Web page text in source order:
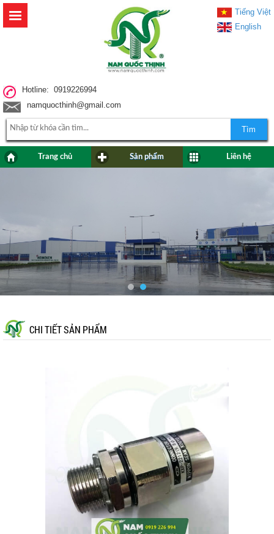
Hotline: 0919226994
namquocthinh@gmail.com
Tiếng Việt
English
Tìm
Trang chủ Sản phẩm Liên hệ
CHI TIẾT SẢN PHẨM